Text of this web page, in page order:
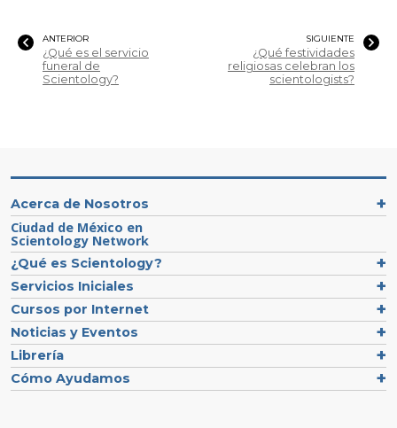
ANTERIOR
¿Qué es el servicio
funeral de
Scientology?
SIGUIENTE
¿Qué festividades
religiosas celebran los
scientologists?
Acerca de Nosotros
Ciudad de México en
Scientology Network
¿Qué es Scientology?
Servicios Iniciales
Cursos por Internet
Noticias y Eventos
Librería
Cómo Ayudamos